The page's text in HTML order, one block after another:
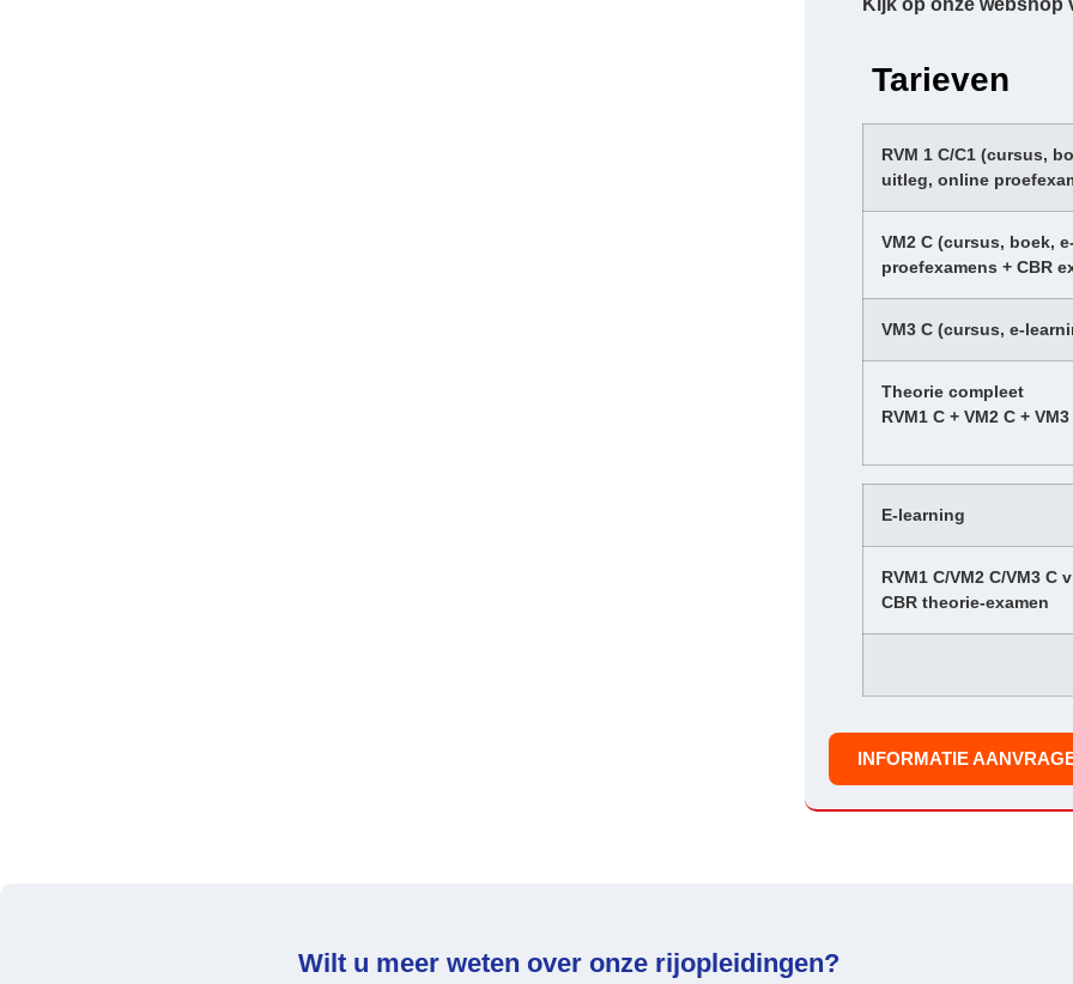
Kijk op onze webshop
Tarieven
RVM 1 C/C1 (cursus,
uitleg, online
VM2 C (cursus, boek,
proefexamens + CBR
VM3 C (cursus, e-
Theorie compleet
RVM1 C + VM2 C + VM3
E-learning
RVM1 C/VM2 C/VM3
CBR theorie-examen
INFORMATIE
Wilt u meer weten over onze rijopleidingen?